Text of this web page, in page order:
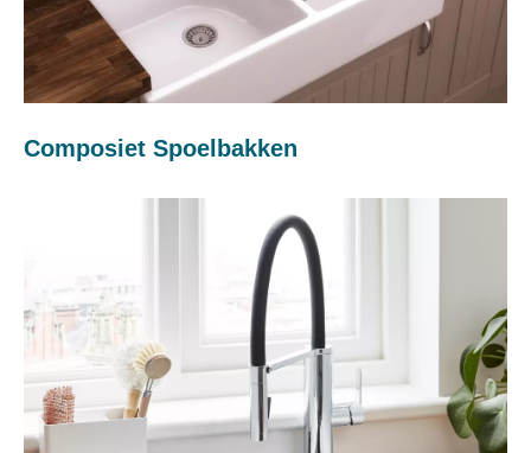
Composiet Spoelbakken